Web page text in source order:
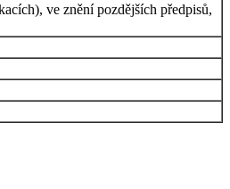
ve znění pozdějších předpisů,